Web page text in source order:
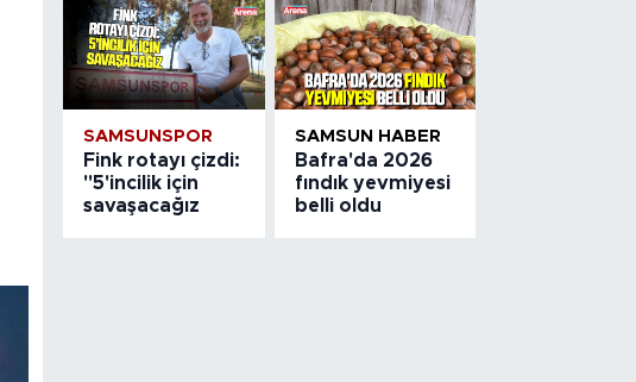
SAMSUNSPOR
Fink rotayı çizdi:
"5'incilik için
savaşacağız
SAMSUN HABER
Bafra'da 2026
fındık yevmiyesi
belli oldu